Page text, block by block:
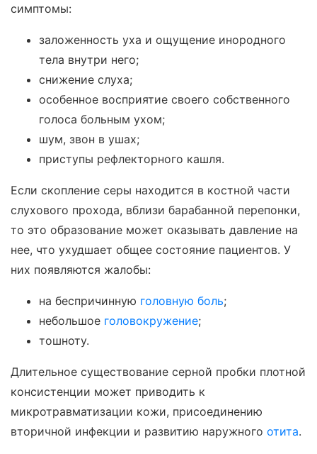
симптомы:
заложенность уха и ощущение инородного
тела внутри него;
снижение слуха;
особенное восприятие своего собственного
голоса больным ухом;
шум, звон в ушах;
приступы рефлекторного кашля.
Если скопление серы находится в костной части
слухового прохода, вблизи барабанной перепонки,
то это образование может оказывать давление на
нее, что ухудшает общее состояние пациентов. У
них появляются жалобы:
на беспричинную головную боль;
небольшое головокружение;
тошноту.
Длительное существование серной пробки плотной
консистенции может приводить к
микротравматизации кожи, присоединению
вторичной инфекции и развитию наружного отита.